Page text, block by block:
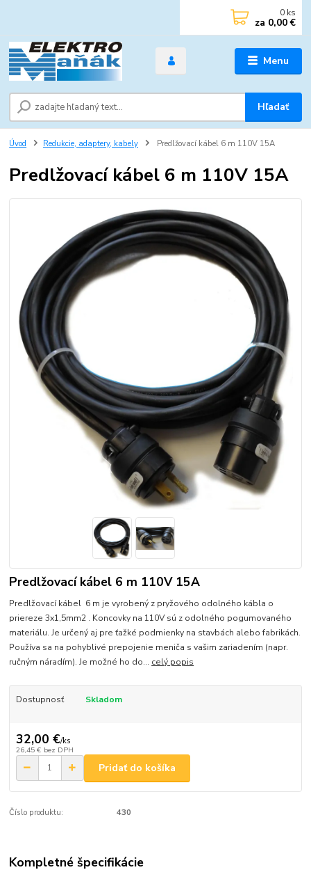
Menu
Hľadať
0 ks
za 0,00 €
Úvod Redukcie, adaptery, kabely Predlžovací kábel 6 m 110V 15A
Predlžovací kábel 6 m 110V 15A
Predlžovací kábel 6 m 110V 15A
Predlžovací kábel 6 m je vyrobený z pryžového odolného kábla o
priereze 3x1,5mm2 . Koncovky na 110V sú z odolného pogumovaného
materiálu. Je určený aj pre ťažké podmienky na stavbách alebo fabrikách.
Používa sa na pohyblivé prepojenie meniča s vašim zariadením (napr.
ručným náradím). Je možné ho do... celý popis
Dostupnosť Skladom
32,00 €/ks
26,45 € bez DPH
Pridať do košíka
Číslo produktu: 430
Kompletné špecifikácie